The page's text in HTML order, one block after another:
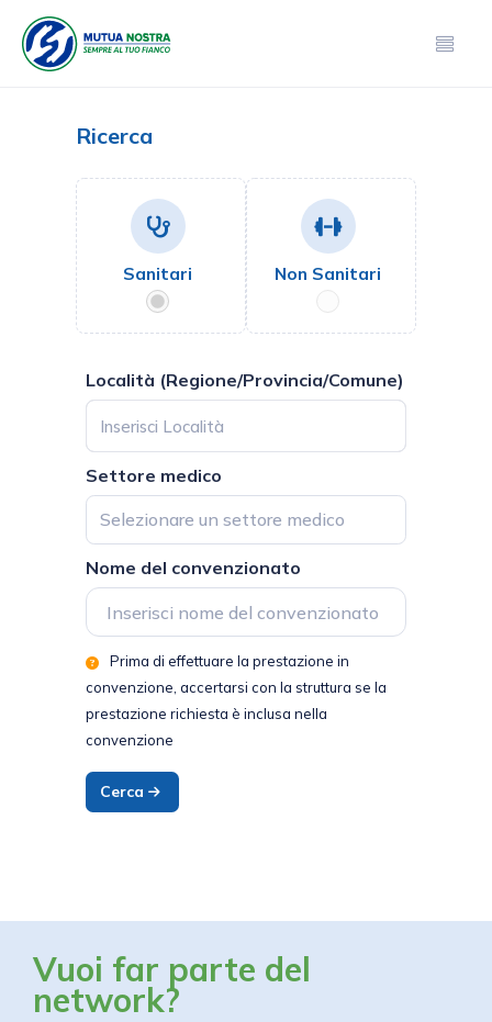
Ricerca
Sanitari Non Sanitari
Località (Regione/Provincia/Comune)
Settore medico
Selezionare un settore medico
Nome del convenzionato
Prima di effettuare la prestazione in
convenzione, accertarsi con la struttura se la
prestazione richiesta è inclusa nella
convenzione
Cerca
Vuoi far parte del
network?